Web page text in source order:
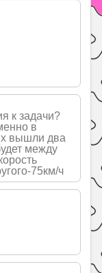
к задачи?
в
вышли два
между
75км/ч